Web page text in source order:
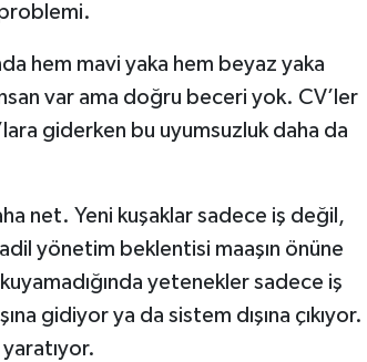
hem mavi yaka hem beyaz yaka
var ama doğru beceri yok. CV’ler
giderken bu uyumsuzluk daha da
net. Yeni kuşaklar sadece iş değil,
yönetim beklentisi maaşın önüne
yetenekler sadece iş
gidiyor ya da sistem dışına çıkıyor.